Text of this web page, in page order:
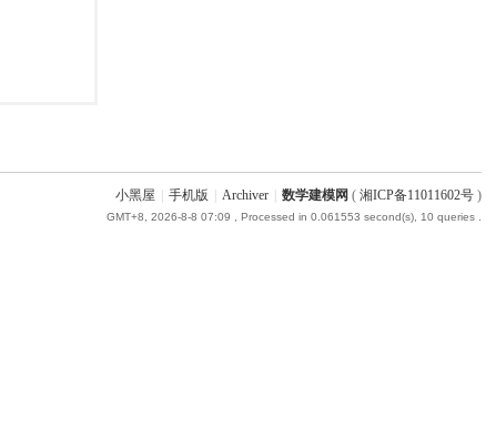
小黑屋 手机版 Archiver 数学建模网 ( 湘ICP备11011602号)
GMT+8, 2026-8-8 07:09 , Processed in 0.061553 second(s), 10 queries .